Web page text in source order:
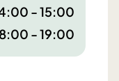
- 15:00
- 19:00